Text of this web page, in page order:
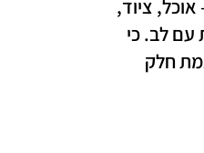
ציוד,
עם לב. כי
חלק